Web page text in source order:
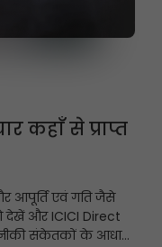
कहाँ से प्राप्त
आपूर्ति एवं गति जैसे
देखें और ICICI Direct
संकेतकों के आधार